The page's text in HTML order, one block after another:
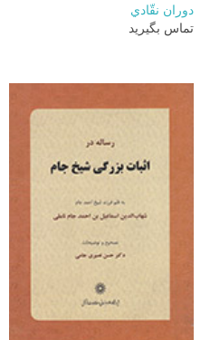
دوران نقّادي
تماس بگیرید